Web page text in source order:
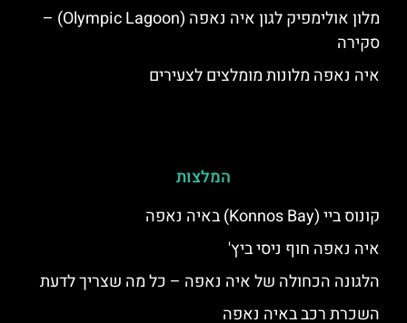
מלון אולימפיק לגון איה נאפה (Olympic Lagoon) –
סקירה
איה נאפה מלונות מומלצים לצעירים
המלצות
קונוס ביי (Konnos Bay) באיה נאפה
איה נאפה חוף ניסי ביץ'
הלגונה הכחולה של איה נאפה – כל מה שצריך לדעת
השכרת רכב באיה נאפה